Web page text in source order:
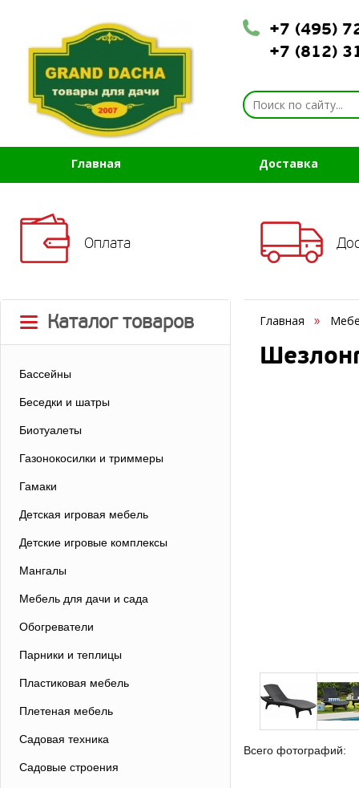
+7 (495)
+7 (812)
Главная Доставка
Оплата
Каталог товаров
Бассейны
Беседки и шатры
Биотуалеты
Газонокосилки и триммеры
Гамаки
Детская игровая мебель
Детские игровые комплексы
Мангалы
Мебель для дачи и сада
Обогреватели
Парники и теплицы
Пластиковая мебель
Плетеная мебель
Садовая техника
Садовые строения
Главная
Всего фотографий: